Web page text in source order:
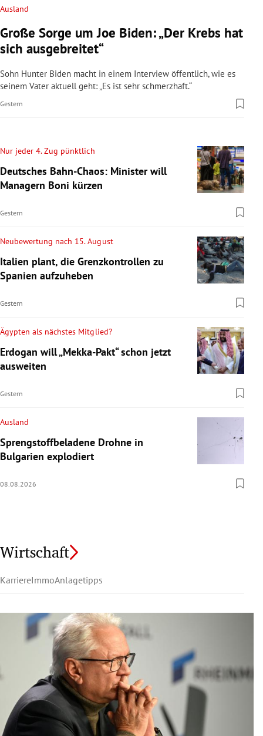
Ausland
Große Sorge um Joe Biden: „Der Krebs hat
sich ausgebreitet“
Sohn Hunter Biden macht in einem Interview öffentlich, wie es
seinem Vater aktuell geht: „Es ist sehr schmerzhaft.“
Gestern
Nur jeder 4. Zug pünktlich
Deutsches Bahn-Chaos: Minister will
Managern Boni kürzen
Gestern
Neubewertung nach 15. August
Italien plant, die Grenzkontrollen zu
Spanien aufzuheben
Gestern
Ägypten als nächstes Mitglied?
Erdogan will „Mekka-Pakt“ schon jetzt
ausweiten
Gestern
Ausland
Sprengstoffbeladene Drohne in
Bulgarien explodiert
08.08.2026
Wirtschaft
KarriereImmoAnlagetipps